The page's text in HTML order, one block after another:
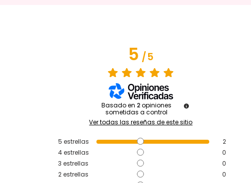
5/5
Basado en 2opiniones
sometidas a control
Ver todas las reseñas de este sitio
5 estrellas
2
4estrellas
0
3 estrellas
0
2estrellas
0